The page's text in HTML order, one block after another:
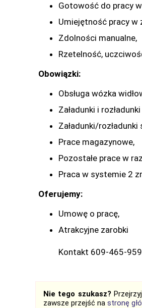
Gotowość do pracy
Umiejętność pracy w
Zdolności manualne,
Rzetelność,
Obowiązki:
Obsługa wózka
Załadunki i
Załadunki/rozładunki
Prace magazynowe,
Pozostałe prace w
Praca w systemie 2
Oferujemy:
Umowę o pracę,
Atrakcyjne zarobki
Kontakt 609-465-
Nie tego szukasz?
zawsze przejść na stronę